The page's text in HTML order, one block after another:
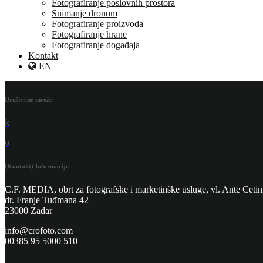
Fotografiranje poslovnih prostora
Snimanje dronom
Fotografiranje proizvoda
Fotografiranje hrane
Fotografiranje događaja
Kontakt
EN
Društvene mreže
k
o
(Kontakt) Informacije
C.F. MEDIA, obrt za fotografske i marketinške usluge, vl. Ante
dr. Franje Tuđmana 42
23000 Zadar
info@crofoto.com
00385 95 5000 510